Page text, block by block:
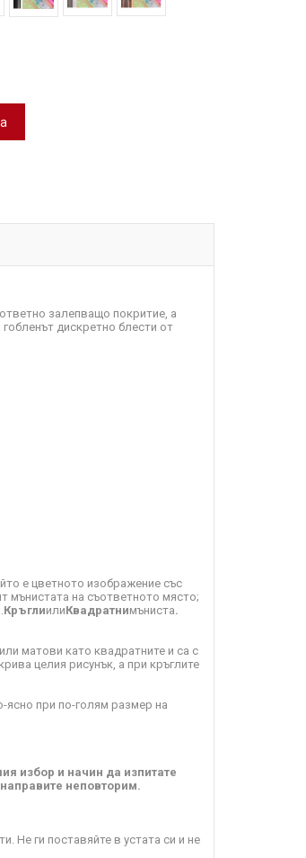
залепващо покритие, а
дискретно блести от
е цветното изображение със
мънистата на съответното място;
КръглиилиКвадратнимъниста.
матови като квадратните и са с
целия рисунък, а при кръглите
ясно при по-голям размер на
избор и начин да изпитате
неповторим.
Не ги поставяйте в устата си и не